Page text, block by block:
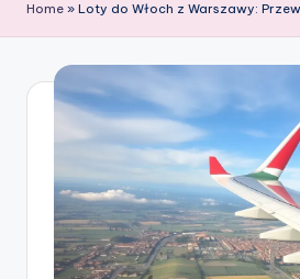
Home » Loty do Włoch z Warszawy: